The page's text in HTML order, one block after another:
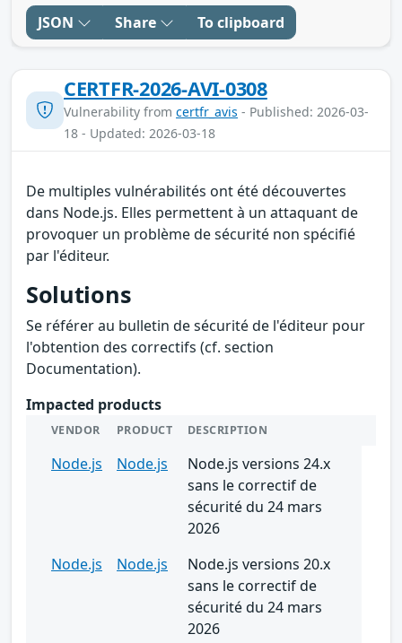
JSON Share To clipboard
CERTFR-2026-AVI-0308
Vulnerability from certfr_avis - Published: 2026-03-
18 - Updated: 2026-03-18
De multiples vulnérabilités ont été découvertes
dans Node.js. Elles permettent à un attaquant de
provoquer un problème de sécurité non spécifié
par l'éditeur.
Solutions
Se référer au bulletin de sécurité de l'éditeur pour
l'obtention des correctifs (cf. section
Documentation).
Impacted products
VENDOR PRODUCT DESCRIPTION
Node.js Node.js
Node.js versions 24.x
sans le correctif de
sécurité du 24 mars
2026
Node.js
Node.js
Node.js versions 20.x
sans le correctif de
sécurité du 24 mars
2026